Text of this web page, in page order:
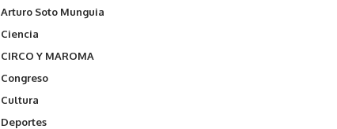
Arturo Soto Munguia
Ciencia
CIRCO Y MAROMA
Congreso
Cultura
Deportes